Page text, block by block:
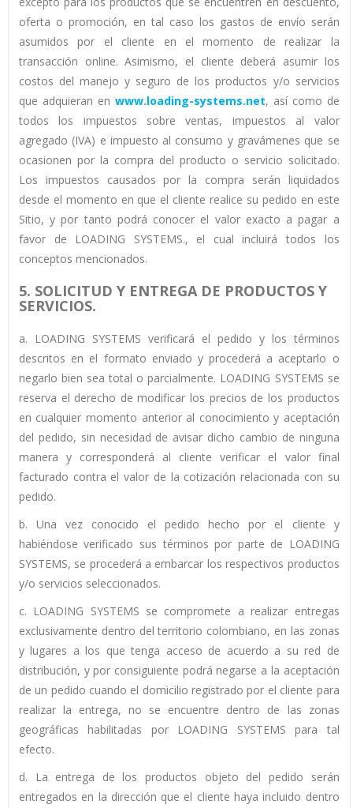
oferta o promoción, en tal caso los gastos de envío serán
asumidos por el cliente en el momento de realizar la
transacción online. Asimismo, el cliente deberá asumir los
costos del manejo y seguro de los productos y/o servicios
que adquieran en www.loading-systems.net, así como de
todos los impuestos sobre ventas, impuestos al valor
agregado (IVA) e impuesto al consumo y gravámenes que se
ocasionen por la compra del producto o servicio solicitado.
Los impuestos causados por la compra serán liquidados
desde el momento en que el cliente realice su pedido en este
Sitio, y por tanto podrá conocer el valor exacto a pagar a
favor de LOADING SYSTEMS., el cual incluirá todos los
conceptos mencionados.
5. SOLICITUD Y ENTREGA DE PRODUCTOS Y
SERVICIOS.
a. LOADING SYSTEMS verificará el pedido y los términos
descritos en el formato enviado y procederá a aceptarlo o
negarlo bien sea total o parcialmente. LOADING SYSTEMS se
reserva el derecho de modificar los precios de los productos
en cualquier momento anterior al conocimiento y aceptación
del pedido, sin necesidad de avisar dicho cambio de ninguna
manera y corresponderá al cliente verificar el valor final
facturado contra el valor de la cotización relacionada con su
pedido.
b. Una vez conocido el pedido hecho por el cliente y
habiéndose verificado sus términos por parte de LOADING
SYSTEMS, se procederá a embarcar los respectivos productos
y/o servicios seleccionados.
c. LOADING SYSTEMS se compromete a realizar entregas
exclusivamente dentro del territorio colombiano, en las zonas
y lugares a los que tenga acceso de acuerdo a su red de
distribución, y por consiguiente podrá negarse a la aceptación
de un pedido cuando el domicilio registrado por el cliente para
realizar la entrega, no se encuentre dentro de las zonas
geográficas habilitadas por LOADING SYSTEMS para tal
efecto.
d. La entrega de los productos objeto del pedido serán
entregados en la dirección que el cliente haya incluido dentro